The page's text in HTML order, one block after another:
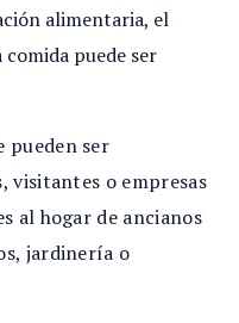
alimentaria, el
puede ser
pueden ser
visitantes o empresas
al hogar de ancianos
jardinería o